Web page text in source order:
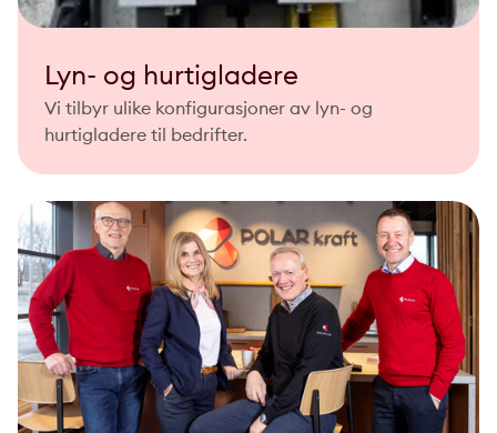
Lyn- og hurtigladere
Vi tilbyr ulike konfigurasjoner av lyn- og
hurtigladere til bedrifter.